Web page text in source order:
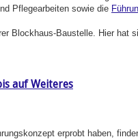
Pflegearbeiten sowie die
Blockhaus-Baustelle. Hier hat
auf Weiteres
erprobt haben,